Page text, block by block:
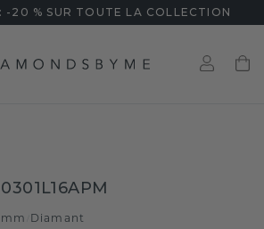
-20 % SUR TOUTE LA COLLECTION
Diamant